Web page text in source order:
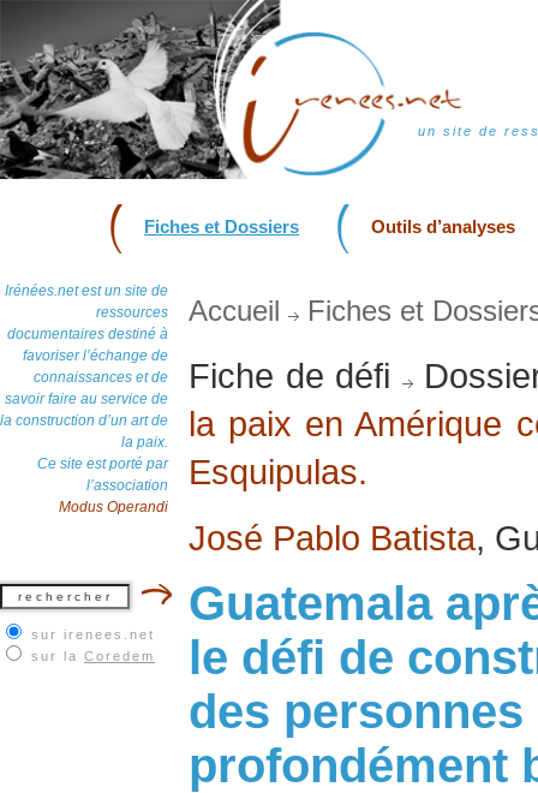
un site de
Fiches et Dossiers Outils d’analyses
Irénées.net est un site de
ressources
documentaires destiné à
favoriser l’échange de
connaissances et de
savoir faire au service de
la construction d’un art de
la paix.
Ce site est porté par
l’association
Modus Operandi
sur irenees.net
sur la Coredem
Accueil Fiches et
Fiche de défi
la paix en Amérique
Esquipulas.
José Pablo Batista,
Guatemala
le défi de
des
profondément